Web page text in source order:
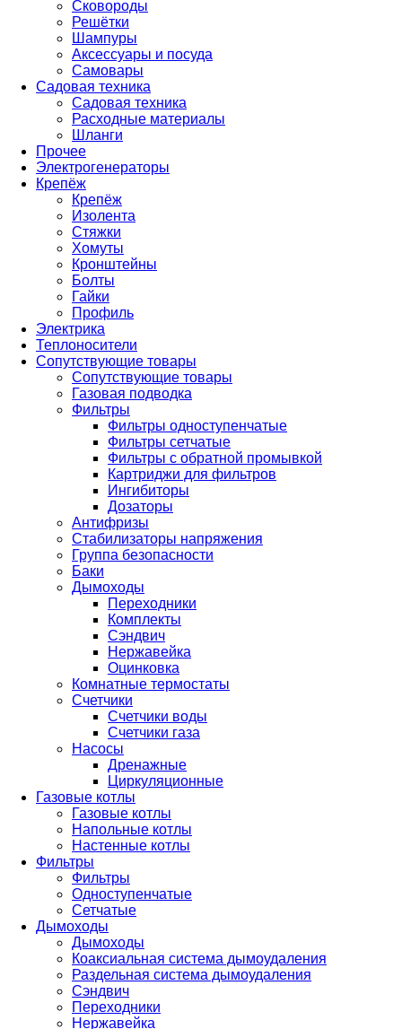
Сковороды
Решётки
Шампуры
Аксессуары и посуда
Самовары
Садовая техника
Садовая техника
Расходные материалы
Шланги
Прочее
Электрогенераторы
Крепёж
Крепёж
Изолента
Стяжки
Хомуты
Кронштейны
Болты
Гайки
Профиль
Электрика
Теплоносители
Сопутствующие товары
Сопутствующие товары
Газовая подводка
Фильтры
Фильтры одноступенчатые
Фильтры сетчатые
Фильтры с обратной промывкой
Картриджи для фильтров
Ингибиторы
Дозаторы
Антифризы
Стабилизаторы напряжения
Группа безопасности
Баки
Дымоходы
Переходники
Комплекты
Сэндвич
Нержавейка
Оцинковка
Комнатные термостаты
Счетчики
Счетчики воды
Счетчики газа
Насосы
Дренажные
Циркуляционные
Газовые котлы
Газовые котлы
Напольные котлы
Настенные котлы
Фильтры
Фильтры
Одноступенчатые
Сетчатые
Дымоходы
Дымоходы
Коаксиальная система дымоудаления
Раздельная система дымоудаления
Сэндвич
Переходники
Нержавейка